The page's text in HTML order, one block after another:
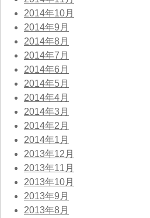
2014年10月
2014年9月
2014年8月
2014年7月
2014年6月
2014年5月
2014年4月
2014年3月
2014年2月
2014年1月
2013年12月
2013年11月
2013年10月
2013年9月
2013年8月